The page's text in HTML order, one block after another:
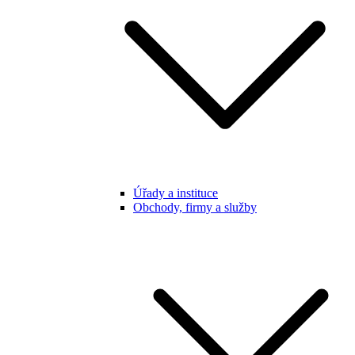
Úřady a instituce
Obchody, firmy a služby